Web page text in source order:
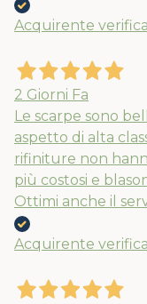
Acquirente
2 Giorni Fa
Le scarpe sono
aspetto di alta
rifiniture non
più costosi e
Ottimi anche il
Acquirente